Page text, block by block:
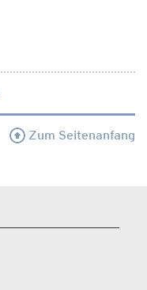
Zum Seitenanfang